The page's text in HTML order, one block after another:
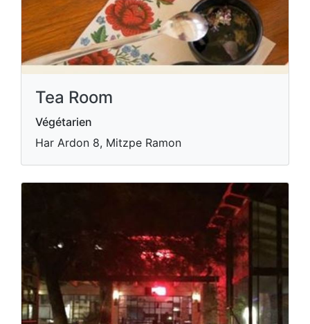
Tea Room
Végétarien
Har Ardon 8, Mitzpe Ramon